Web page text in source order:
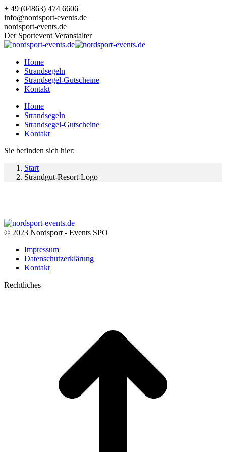
Zum
Inhalt
springen
+ 49 (04863) 474 6606
info@nordsport-events.de
nordsport-events.de
Der Sportevent Veranstalter
Home
Strandsegeln
Strandsegel-Gutscheine
Kontakt
Home
Strandsegeln
Strandsegel-Gutscheine
Kontakt
Sie befinden sich hier:
Start
Strandgut-Resort-Logo
© 2023 Nordsport - Events SPO
Impressum
Datenschutzerklärung
Kontakt
Rechtliches